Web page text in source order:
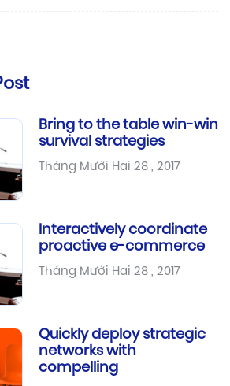
Bring to the table win-win
survival strategies
Tháng Mười Hai 28 , 2017
Interactively coordinate
proactive e-commerce
Tháng Mười Hai 28 , 2017
Quickly deploy strategic
networks with
compelling